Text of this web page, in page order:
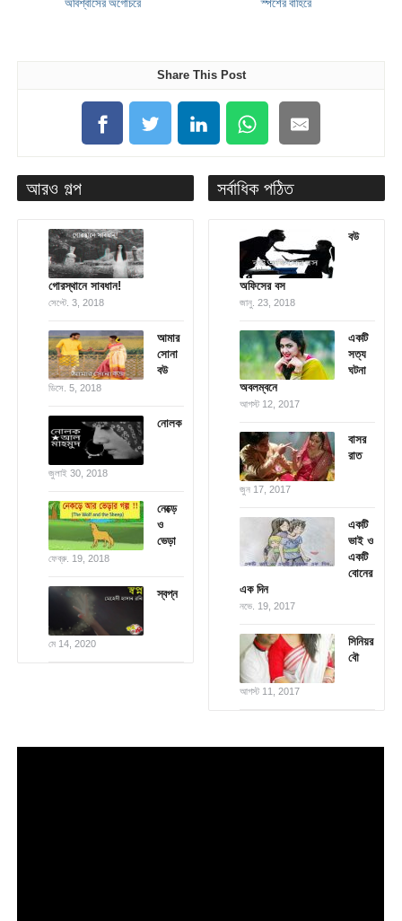
Share This Post
আরও গল্প
গোরস্থানে সাবধান!
সেপ্টে. 3, 2018
আমার
সোনা
বউ
ডিসে. 5, 2018
নোলক
জুলাই 30, 2018
নেক্ড়ে
ও
ভেড়া
ফেব্রু. 19, 2018
স্বপ্ন
মে 14, 2020
সর্বাধিক পঠিত
বউ
অফিসের বস
জানু. 23, 2018
একটি
সত্য
ঘটনা
অবলম্বনে
আগস্ট 12, 2017
বাসর
রাত
জুন 17, 2017
একটি
ভাই ও
একটি
বোনের
এক দিন
নভে. 19, 2017
সিনিয়র
বৌ
আগস্ট 11, 2017